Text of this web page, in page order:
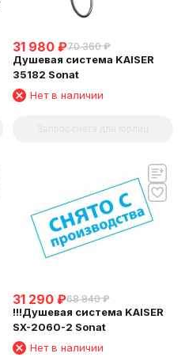
31 980 ₽70 360 ₽
Душевая система KAISER
35182 Sonat
Нет в наличии
31 290 ₽68 840 ₽
!!!Душевая система KAISER
SX-2060-2 Sonat
Нет в наличии